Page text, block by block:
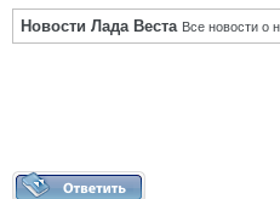
Новости Лада Веста Все новости о